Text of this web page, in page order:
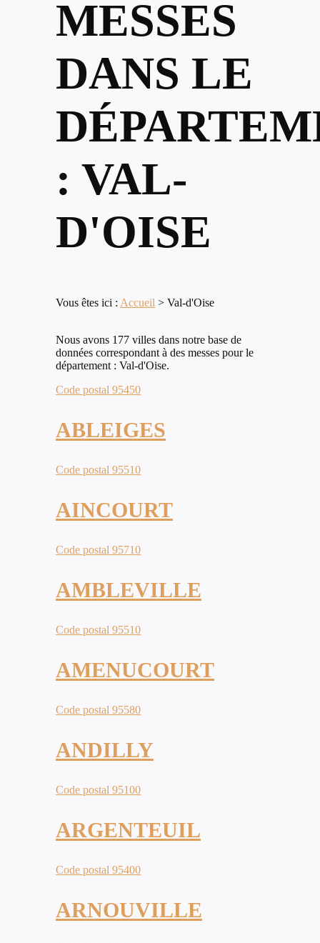
MESSES
DANS LE
: VAL-
D'OISE
Vous êtes ici : Accueil > Val-d'Oise
Nous avons 177 villes dans notre base de
données correspondant à des messes pour le
département : Val-d'Oise.
Code postal 95450
ABLEIGES
Code postal 95510
AINCOURT
Code postal 95710
AMBLEVILLE
Code postal 95510
AMENUCOURT
Code postal 95580
ANDILLY
Code postal 95100
ARGENTEUIL
Code postal 95400
ARNOUVILLE